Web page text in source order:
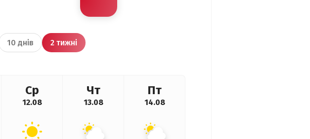
10 днів 2 тижні
Ср
12.08
Чт
13.08
Пт
14.08